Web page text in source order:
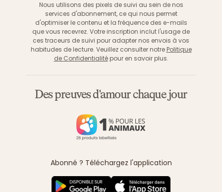
Nous utilisons des pixels de suivi au sein de nos
services d'abonnement, ce qui nous permet
d'optimiser le contenu et la fréquence des e-mails
que vous recevrez. Votre inscription inclut l'usage de
ces traceurs de suivi pour adapter nos envois à vos
habitudes de lecture. Veuillez consulter notre Politique
de Confidentialitépour en savoir plus.
Des preuves d'amour chaque jour
Abonné ? Téléchargez l'application